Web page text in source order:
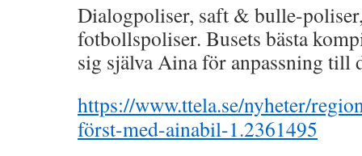
Dialogpoliser, saft & bulle-
fotbollspoliser. Busets bästa
sig själva Aina för anpassning till
https://www.ttela.se/nyheter/
först-med-ainabil-1.2361495